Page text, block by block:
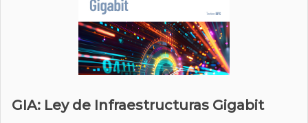
GIA: Ley de Infraestructuras Gigabit